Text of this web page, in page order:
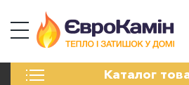
Каталог
ПЕЧІ